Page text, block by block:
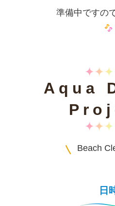
準備中ですの
Aqua
Beach
日